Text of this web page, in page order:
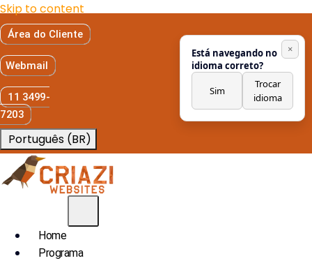
Skip to content
Área do Cliente
Webmail
11 3499-
7203
Português (BR)
Home
Programa
Está navegando no
idioma correto?
Sim
Trocar
idioma
×